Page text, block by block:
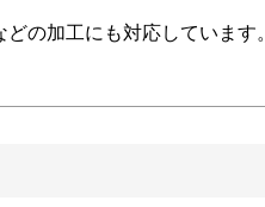
の加工にも対応しています。